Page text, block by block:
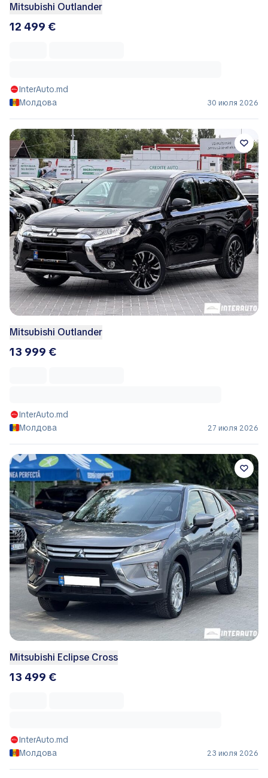
Mitsubishi Outlander
12 499 €
InterAuto.md
Молдова
30 июля 2026
Mitsubishi Outlander
13 999 €
InterAuto.md
Молдова
27 июля 2026
Mitsubishi Eclipse Cross
13 499 €
InterAuto.md
Молдова
23 июля 2026